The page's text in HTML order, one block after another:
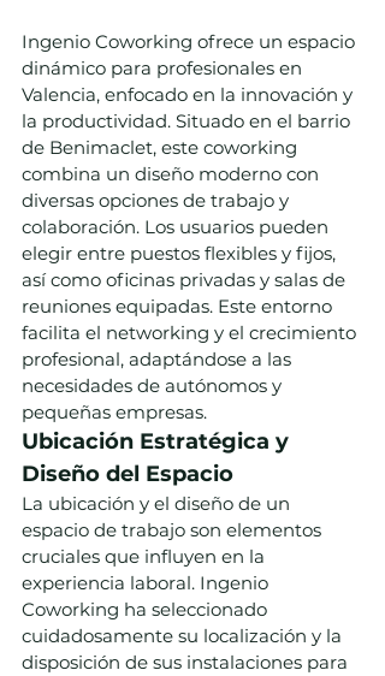
Ingenio Coworking ofrece un espacio
dinámico para profesionales en
Valencia, enfocado en la innovación y
la productividad. Situado en el barrio
de Benimaclet, este coworking
combina un diseño moderno con
diversas opciones de trabajo y
colaboración. Los usuarios pueden
elegir entre puestos flexibles y fijos,
así como oficinas privadas y salas de
reuniones equipadas. Este entorno
facilita el networking y el crecimiento
profesional, adaptándose a las
necesidades de autónomos y
pequeñas empresas.
Ubicación Estratégica y
Diseño del Espacio
La ubicación y el diseño de un
espacio de trabajo son elementos
cruciales que influyen en la
experiencia laboral. Ingenio
Coworking ha seleccionado
cuidadosamente su localización y la
disposición de sus instalaciones para